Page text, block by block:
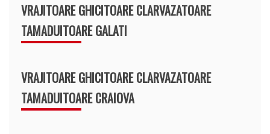
VRAJITOARE GHICITOARE CLARVAZATOARE
TAMADUITOARE GALATI
VRAJITOARE GHICITOARE CLARVAZATOARE
TAMADUITOARE CRAIOVA